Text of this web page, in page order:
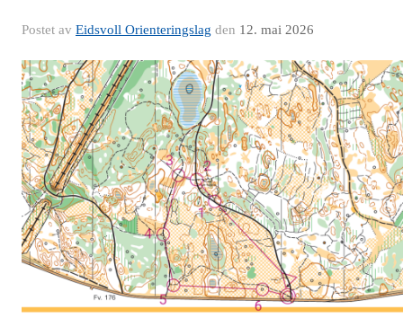
Postet av Eidsvoll Orienteringslag den 12. mai 2026